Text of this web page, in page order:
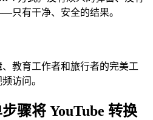
只有干净、安全的结果。
教育工作者和旅行者的完美工
访问。
骤将 YouTube 转换